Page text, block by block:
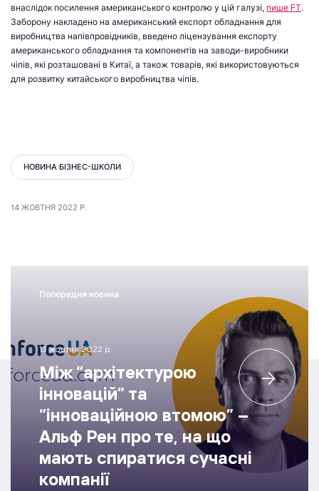
внаслідок посилення американського контролю у цій галузі, пише FT.
Заборону накладено на американський експорт обладнання для
виробництва напівпровідників, введено ліцензування експорту
американського обладнання та компонентів на заводи-виробники
чіпів, які розташовані в Китаї, а також товарів, які використовуються
для розвитку китайського виробництва чіпів.
НОВИНА БІЗНЕС-ШКОЛИ
14 ЖОВТНЯ 2022 Р.
Попередня новина
13 жовтня 2022 р.
Між “архітектурою
інновацій” та
“інноваційною втомою” –
Альф Рен про те, на що
мають спиратися сучасні
компанії